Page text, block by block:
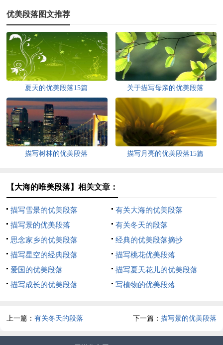
优美段落图文推荐
夏天的优美段落15篇 关于描写母亲的优美段落
描写树林的优美段落 描写月亮的优美段落15篇
【大海的唯美段落】相关文章：
描写雪景的优美段落
有关大海的优美段落
描写景的优美段落
有关冬天的段落
思念家乡的优美段落
经典的优美段落摘抄
描写星空的经典段落
描写桃花优美段落
爱国的优美段落
描写夏天花儿的优美段落
描写成长的优美段落
写植物的优美段落
上一篇：有关冬天的段落 下一篇： 描写景的优美段落